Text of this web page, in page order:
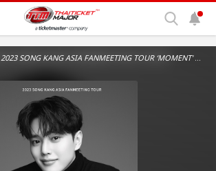
2023 SONG KANG ASIA FANMEETING TOUR ‘MOMENT' IN BANGKOK